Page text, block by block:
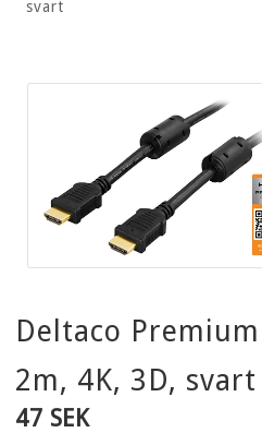
svart
Deltaco
2m, 4K, 3D, svart
47 SEK